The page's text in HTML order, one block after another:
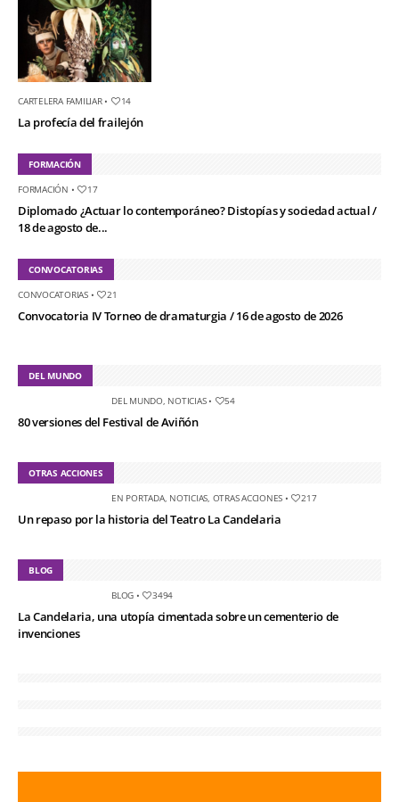
CARTELERA FAMILIAR• 14
La profecía del frailejón
FORMACIÓN
FORMACIÓN • 17
Diplomado ¿Actuar lo contemporáneo? Distopías y sociedad actual /
18 de agosto de...
CONVOCATORIAS
CONVOCATORIAS• 21
Convocatoria IV Torneo de dramaturgia / 16 de agosto de 2026
DEL MUNDO
DEL MUNDO, NOTICIAS• 54
80 versiones del Festival de Aviñón
OTRAS ACCIONES
EN PORTADA, NOTICIAS OTRAS ACCIONES • 217
Un repaso por la historia del Teatro La Candelaria
BLOG
BLOG • 3494
La Candelaria, una utopía cimentada sobre un cementerio de
invenciones